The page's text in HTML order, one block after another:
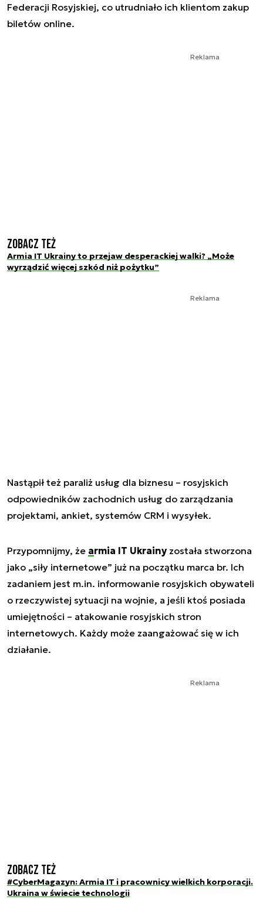
Federacji Rosyjskiej, co utrudniało ich klientom zakup
biletów online.
Reklama
Zobacz też
Armia IT Ukrainy to przejaw desperackiej walki? „Może
wyrządzić więcej szkód niż pożytku”
Reklama
Nastąpił też paraliż usług dla biznesu – rosyjskich
odpowiedników zachodnich usług do zarządzania
projektami, ankiet, systemów CRM i wysyłek.
Przypomnijmy, że armia IT Ukrainy została stworzona
jako „siły internetowe” już na początku marca br. Ich
zadaniem jest m.in. informowanie rosyjskich obywateli
o rzeczywistej sytuacji na wojnie, a jeśli ktoś posiada
umiejętności – atakowanie rosyjskich stron
internetowych. Każdy może zaangażować się w ich
działanie.
Reklama
Zobacz też
#CyberMagazyn: Armia IT i pracownicy wielkich korporacji.
Ukraina w świecie technologii